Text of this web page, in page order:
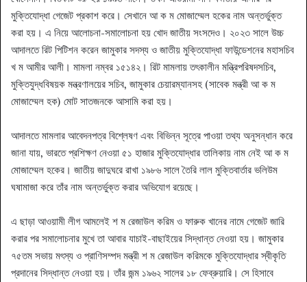
মুক্তিযোদ্ধা গেজেট প্রকাশ করে। সেখানে আ ক ম মোজাম্মেল হকের নাম অন্তর্ভুক্ত
করা হয়। এ নিয়ে আলোচনা-সমালোচনা হয় খোদ জাতীয় সংসদেও। ২০২৩ সালে উচ্চ
আদালতে রিট পিটিশন করেন জামুকার সদস্য ও জাতীয় মুক্তিযোদ্ধা ফাউন্ডেশনের মহাসচিব
খ ম আমীর আলী। মামলা নম্বর ১৫১৪২। রিট মামলায় তৎকালীন মন্ত্রিপরিষদসচিব,
মুক্তিযুদ্ধবিষয়ক মন্ত্রণালয়ের সচিব, জামুকার চেয়ারম্যানসহ (সাবেক মন্ত্রী আ ক ম
মোজাম্মেল হক) মোট সাতজনকে আসামি করা হয়।
আদালতে মামলার আবেদনপত্র বিশ্লেষণ এবং বিভিন্ন সূত্রে পাওয়া তথ্য অনুসন্ধান করে
জানা যায়, ভারতে প্রশিক্ষণ নেওয়া ৫১ হাজার মুক্তিযোদ্ধার তালিকায় নাম নেই আ ক ম
মোজাম্মেল হকের। জাতীয় জাদুঘরে রাখা ১৯৮৬ সালে তৈরি লাল মুক্তিবার্তার ভলিউম
ঘষামাজা করে তাঁর নাম অন্তর্ভুক্ত করার অভিযোগ রয়েছে।
এ ছাড়া আওয়ামী লীগ আমলেই শ ম রেজাউল করিম ও ফারুক খানের নামে গেজেট জারি
করার পর সমালোচনার মুখে তা আবার যাচাই-বাছাইয়ের সিদ্ধান্ত নেওয়া হয়। জামুকার
৭৫তম সভায় মৎস্য ও প্রাণিসম্পদ মন্ত্রী শ ম রেজাউল করিমকে মুক্তিযোদ্ধার স্বীকৃতি
প্রদানের সিদ্ধান্ত নেওয়া হয়। তাঁর জন্ম ১৯৬২ সালের ১৮ ফেব্রুয়ারি। সে হিসাবে